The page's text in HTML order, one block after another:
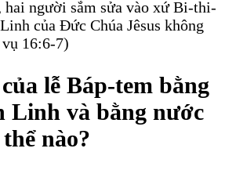
người sắm sửa vào xứ Bi-thi-
của Ðức Chúa Jêsus không
16:6-7)
lễ Báp-tem bằng
Linh và bằng nước
nào?